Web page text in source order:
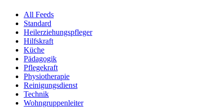
All Feeds
Standard
Heilerziehungspfleger
Hilfskraft
Küche
Pädagogik
Pflegekraft
Physiotherapie
Reinigungsdienst
Technik
Wohngruppenleiter